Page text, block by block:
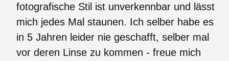
fotografische Stil ist unverkennbar und lässt
mich jedes Mal staunen. Ich selber habe es
in 5 Jahren leider nie geschafft, selber mal
vor deren Linse zu kommen - freue mich